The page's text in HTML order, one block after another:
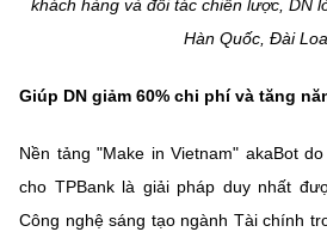
Tin địa phương
Sở hữu trí tuệ
Chọn ngôn ngữ
Vietnamese
khách hàng và đối tác chiến lược, DN
Hàn Quốc, Đài
Giúp DN giảm 60% chi phí và tăng
Nền tảng "Make in Vietnam" akaBot
cho TPBank là giải pháp duy nhất
Công nghệ sáng tạo ngành Tài chính